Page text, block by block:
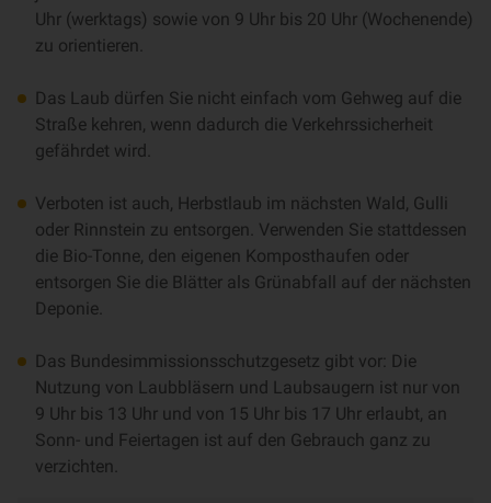
Uhr (werktags) sowie von 9 Uhr bis 20 Uhr (Wochenende)
zu orientieren.
Das Laub dürfen Sie nicht einfach vom Gehweg auf die
Straße kehren, wenn dadurch die Verkehrssicherheit
gefährdet wird.
Verboten ist auch, Herbstlaub im nächsten Wald, Gulli
oder Rinnstein zu entsorgen. Verwenden Sie stattdessen
die Bio-Tonne, den eigenen Komposthaufen oder
entsorgen Sie die Blätter als Grünabfall auf der nächsten
Deponie.
Das Bundesimmissionsschutzgesetz gibt vor: Die
Nutzung von Laubbläsern und Laubsaugern ist nur von
9 Uhr bis 13 Uhr und von 15 Uhr bis 17 Uhr erlaubt, an
Sonn- und Feiertagen ist auf den Gebrauch ganz zu
verzichten.